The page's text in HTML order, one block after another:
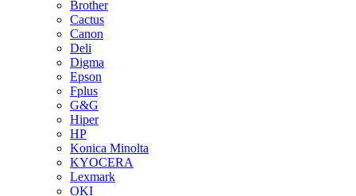
Brother
Cactus
Canon
Deli
Digma
Epson
Fplus
G&G
Hiper
HP
Konica Minolta
KYOCERA
Lexmark
OKI